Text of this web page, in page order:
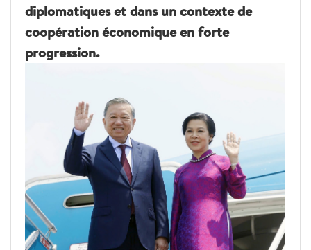
diplomatiques et dans un contexte de
coopération économique en forte
progression.